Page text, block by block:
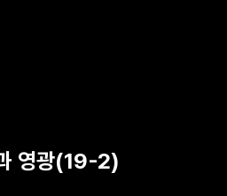
영광(19-2)